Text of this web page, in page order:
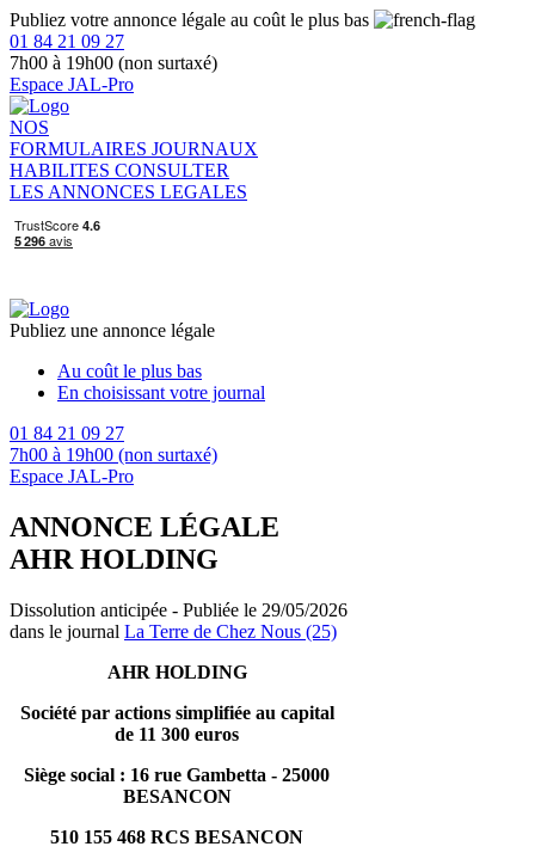
Publiez votre annonce légale au coût le plus bas
01 84 21 09 27
7h00 à 19h00 (non surtaxé)
Espace JAL-Pro
NOS
FORMULAIRES JOURNAUX
HABILITES CONSULTER
LES ANNONCES LEGALES
Publiez une annonce légale
Au coût le plus bas
En choisissant votre journal
01 84 21 09 27
7h00 à 19h00 (non surtaxé)
Espace JAL-Pro
ANNONCE LÉGALE
AHR HOLDING
Dissolution anticipée - Publiée le 29/05/2026
dans le journal La Terre de Chez Nous (25)
AHR HOLDING
Société par actions simplifiée au capital
de 11 300 euros
Siège social : 16 rue Gambetta - 25000
BESANCON
510 155 468 RCS BESANCON